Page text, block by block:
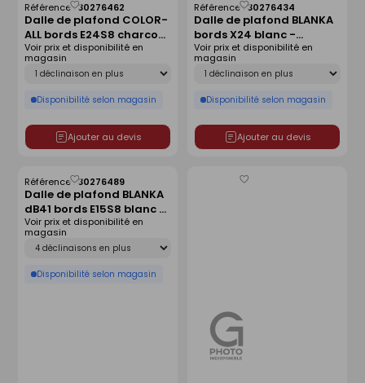
Dalle de plafond COLOR-
ALL bords E24S8 charcoal
09 - 600x600x20mm
Référence :30276462
Déclinaison
Disponibilité selon magasin
Voir prix et disponibilité en
magasin
Ajouter au devis
Enregistrer
comme
liste
Dalle de plafond BLANKA
bords X24 blanc -
1200x600x22mm
Référence :30276434
Déclinaison
Disponibilité selon magasin
Voir prix et disponibilité en
magasin
Ajouter au devis
Enregistrer
comme
liste
Dalle de plafond BLANKA
dB41 bords E15S8 blanc -
675x675x35mm
Référence :30276489
Déclinaison
Disponibilité selon magasin
Voir prix et disponibilité en
magasin
Enregistrer
comme
liste
Enregistrer